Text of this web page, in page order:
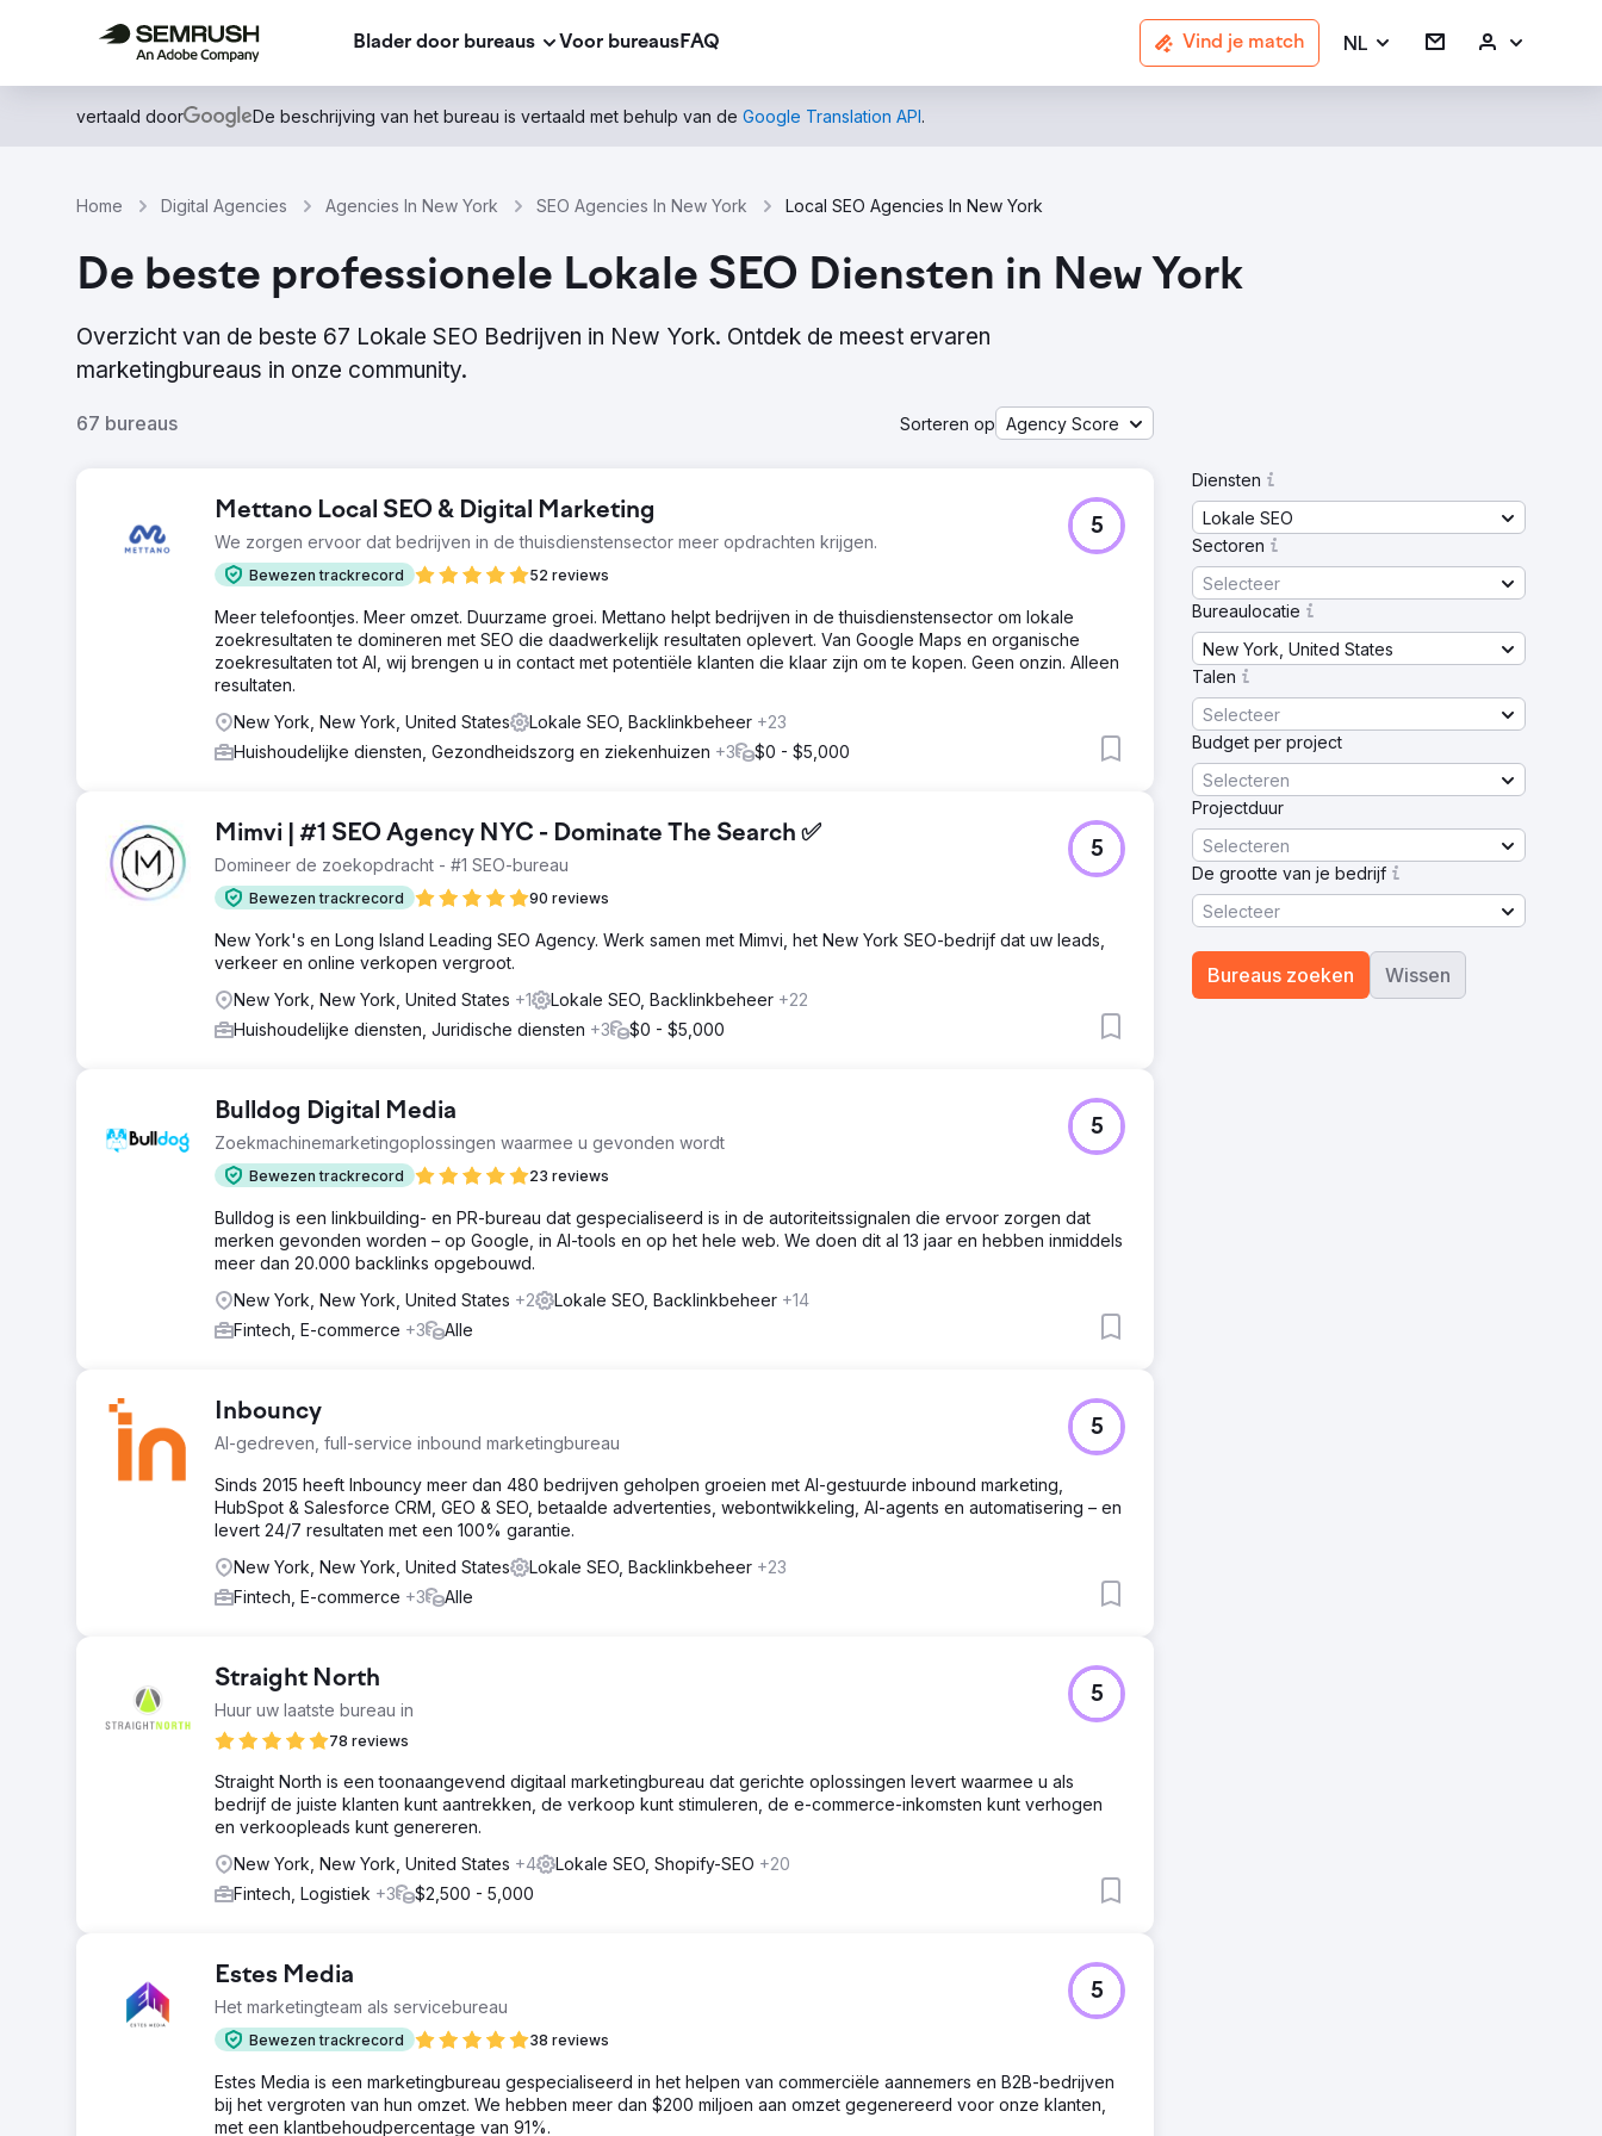
Blader door bureaus Voor bureausFAQ Vind je match NL
vertaald door De beschrijving van het bureau is vertaald met behulp van de Google Translation API.
Home Digital Agencies Agencies In New York SEO Agencies In New York Local SEO Agencies In New York
De beste professionele Lokale SEO Diensten in New York
Overzicht van de beste 67 Lokale SEO Bedrijven in New York. Ontdek de meest ervaren
marketingbureaus in onze community.
67 bureaus Sorteren op Agency Score
Mettano Local SEO & Digital Marketing
We zorgen ervoor dat bedrijven in de thuisdienstensector meer opdrachten krijgen.
Bewezen trackrecord 52 reviews
5
Meer telefoontjes. Meer omzet. Duurzame groei. Mettano helpt bedrijven in de thuisdienstensector om lokale
zoekresultaten te domineren met SEO die daadwerkelijk resultaten oplevert. Van Google Maps en organische
zoekresultaten tot AI, wij brengen u in contact met potentiële klanten die klaar zijn om te kopen. Geen onzin. Alleen
resultaten.
New York, New York, United States
Lokale SEO, Backlinkbeheer +23
Huishoudelijke diensten, Gezondheidszorg en ziekenhuizen +3 $0 - $5,000
Mimvi | #1 SEO Agency NYC - Dominate The Search ✅
Domineer de zoekopdracht - #1 SEO-bureau
Bewezen trackrecord 90 reviews
5
New York's en Long Island Leading SEO Agency. Werk samen met Mimvi, het New York SEO-bedrijf dat uw leads,
verkeer en online verkopen vergroot.
New York, New York, United States +1 Lokale SEO, Backlinkbeheer +22
Huishoudelijke diensten, Juridische diensten +3 $0 - $5,000
Bulldog Digital Media
Zoekmachinemarketingoplossingen waarmee u gevonden wordt
Bewezen trackrecord 23 reviews
5
Bulldog is een linkbuilding- en PR-bureau dat gespecialiseerd is in de autoriteitssignalen die ervoor zorgen dat
merken gevonden worden – op Google, in AI-tools en op het hele web. We doen dit al 13 jaar en hebben inmiddels
meer dan 20.000 backlinks opgebouwd.
New York, New York, United States +2 Lokale SEO, Backlinkbeheer +14
Fintech, E-commerce +3 Alle
Inbouncy
AI-gedreven, full-service inbound marketingbureau
5
Sinds 2015 heeft Inbouncy meer dan 480 bedrijven geholpen groeien met AI-gestuurde inbound marketing,
HubSpot & Salesforce CRM, GEO & SEO, betaalde advertenties, webontwikkeling, AI-agents en automatisering – en
levert 24/7 resultaten met een 100% garantie.
New York, New York, United States
Lokale SEO, Backlinkbeheer +23
Fintech, E-commerce +3 Alle
Straight North
Huur uw laatste bureau in
78 reviews
5
Straight North is een toonaangevend digitaal marketingbureau dat gerichte oplossingen levert waarmee u als
bedrijf de juiste klanten kunt aantrekken, de verkoop kunt stimuleren, de e-commerce-inkomsten kunt verhogen
en verkoopleads kunt genereren.
New York, New York, United States +4 Lokale SEO, Shopify-SEO +20
Fintech, Logistiek +3 $2,500 - 5,000
Estes Media
Het marketingteam als servicebureau
Bewezen trackrecord 38 reviews
5
Estes Media is een marketingbureau gespecialiseerd in het helpen van commerciële aannemers en B2B-bedrijven
bij het vergroten van hun omzet. We hebben meer dan $200 miljoen aan omzet gegenereerd voor onze klanten,
met een klantbehoudpercentage van 91%.
Diensten
Lokale SEO
Sectoren
Selecteer
Bureaulocatie
New York, United States
Talen
Selecteer
Budget per project
Selecteren
Projectduur
Selecteren
De grootte van je bedrijf
Selecteer
Bureaus zoeken Wissen